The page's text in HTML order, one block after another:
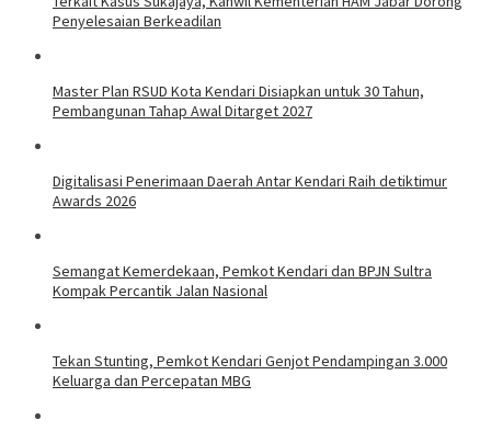
Penyelesaian Berkeadilan
Master Plan RSUD Kota Kendari Disiapkan untuk 30 Tahun,
Pembangunan Tahap Awal Ditarget 2027
Digitalisasi Penerimaan Daerah Antar Kendari Raih detiktimur
Awards 2026
Semangat Kemerdekaan, Pemkot Kendari dan BPJN Sultra
Kompak Percantik Jalan Nasional
Tekan Stunting, Pemkot Kendari Genjot Pendampingan 3.000
Keluarga dan Percepatan MBG